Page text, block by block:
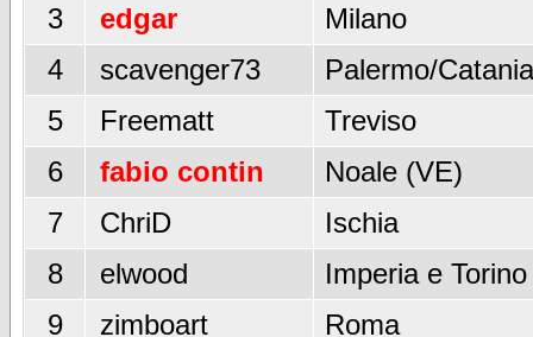
3
edgar
Milano
4
scavenger73
Palermo/Catania
5
Freematt
Treviso
6
fabio contin
Noale (VE)
7
ChriD
Ischia
8
elwood
Imperia e Torino
9
zimboart
Roma